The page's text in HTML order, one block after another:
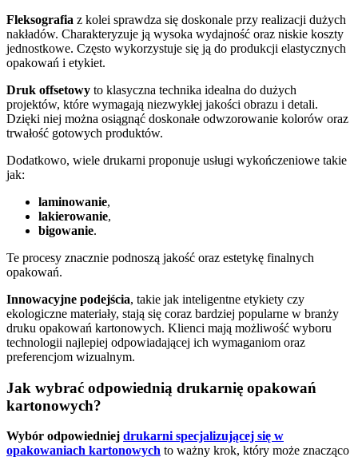
Fleksografia z kolei sprawdza się doskonale przy realizacji dużych
nakładów. Charakteryzuje ją wysoka wydajność oraz niskie koszty
jednostkowe. Często wykorzystuje się ją do produkcji elastycznych
opakowań i etykiet.
Druk offsetowy to klasyczna technika idealna do dużych
projektów, które wymagają niezwykłej jakości obrazu i detali.
Dzięki niej można osiągnąć doskonałe odwzorowanie kolorów oraz
trwałość gotowych produktów.
Dodatkowo, wiele drukarni proponuje usługi wykończeniowe takie
jak:
laminowanie,
lakierowanie,
bigowanie.
Te procesy znacznie podnoszą jakość oraz estetykę finalnych
opakowań.
Innowacyjne podejścia, takie jak inteligentne etykiety czy
ekologiczne materiały, stają się coraz bardziej popularne w branży
druku opakowań kartonowych. Klienci mają możliwość wyboru
technologii najlepiej odpowiadającej ich wymaganiom oraz
preferencjom wizualnym.
Jak wybrać odpowiednią drukarnię opakowań
kartonowych?
Wybór odpowiedniej drukarni specjalizującej się w
opakowaniach kartonowych to ważny krok, który może znacząco